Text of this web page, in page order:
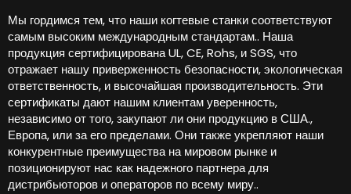
Мы гордимся тем, что наши когтевые станки соответствуют
самым высоким международным стандартам.. Наша
продукция сертифицирована UL, CE, Rohs, и SGS, что
отражает нашу приверженность безопасности, экологическая
ответственность, и высочайшая производительность. Эти
сертификаты дают нашим клиентам уверенность,
независимо от того, закупают ли они продукцию в США.,
Европа, или за его пределами. Они также укрепляют наши
конкурентные преимущества на мировом рынке и
позиционируют нас как надежного партнера для
дистрибьюторов и операторов по всему миру..